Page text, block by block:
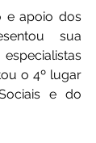
e apoio dos
sua
o 4º lugar
e do